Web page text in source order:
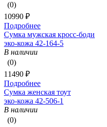
(0)
10990 ₽
Подробнее
Сумка мужская кросс-боди
эко-кожа 42-164-5
В наличии
(0)
11490 ₽
Подробнее
Сумка женская тоут
эко-кожа 42-506-1
В наличии
(0)